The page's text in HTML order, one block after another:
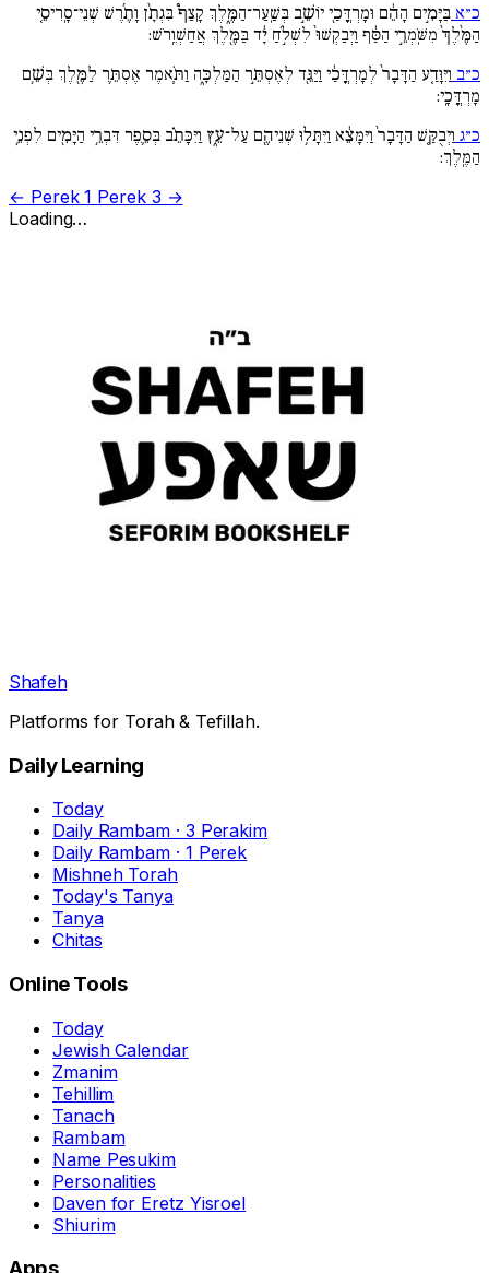
כ״א בַּיָּמִ֣ים הָהֵ֔ם וּמָרְדֳּכַ֖י יוֹשֵׁ֣ב בְּשַֽׁעַר־הַמֶּ֑לֶךְ קָצַף֩ בִּגְתָ֨ן וָתֶ֜רֶשׁ שְׁנֵי־סָֽרִיסֵ֤י
הַמֶּ֨לֶךְ֙ מִשֹּֽׁמְרֵ֣י הַסַּ֔ף וַיְבַקְשׁוּ֙ לִשְׁלֹ֣חַ יָ֔ד בַּמֶּ֖לֶךְ אֲחַשְׁוֵֽרֹשׁ:
כ״ב וַיִּוָּדַ֤ע הַדָּבָר֙ לְמָרְדֳּכַ֔י וַיַּגֵּ֖ד לְאֶסְתֵּ֣ר הַמַּלְכָּ֑ה וַתֹּ֧אמֶר אֶסְתֵּ֛ר לַמֶּ֖לֶךְ בְּשֵׁ֥ם
מָרְדֳּכָֽי:
כ״ג וַיְבֻקַּ֤שׁ הַדָּבָר֙ וַיִּמָּצֵ֔א וַיִּתָּל֥וּ שְׁנֵיהֶ֖ם עַל־עֵ֑ץ וַיִּכָּתֵ֗ב בְּסֵ֛פֶר דִּבְרֵ֥י הַיָּמִ֖ים לִפְנֵ֥י
הַמֶּֽלֶךְ:
← Perek 1 Perek 3 →
Loading…
Shafeh
Platforms for Torah & Tefillah.
Daily Learning
Today
Daily Rambam · 3 Perakim
Daily Rambam · 1 Perek
Mishneh Torah
Today's Tanya
Tanya
Chitas
Online Tools
Today
Jewish Calendar
Zmanim
Tehillim
Tanach
Rambam
Name Pesukim
Personalities
Daven for Eretz Yisroel
Shiurim